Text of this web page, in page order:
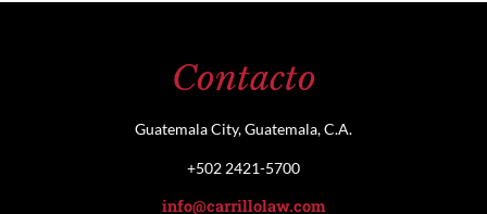
Contacto
Guatemala City, Guatemala, C.A.
+502 2421-5700
info@carrillolaw.com